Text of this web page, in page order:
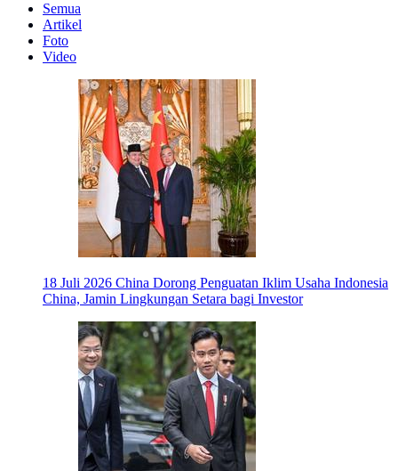
Semua
Artikel
Foto
Video
18 Juli 2026 China Dorong Penguatan Iklim Usaha Indonesia
China, Jamin Lingkungan Setara bagi Investor